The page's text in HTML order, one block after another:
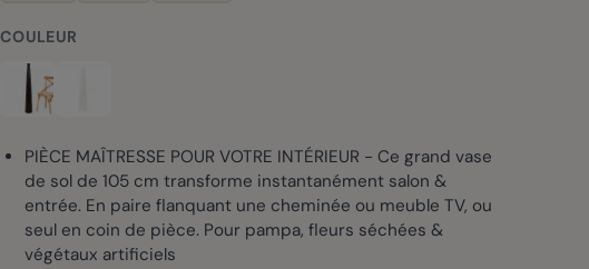
COULEUR
PIÈCE MAÎTRESSE POUR VOTRE INTÉRIEUR - Ce grand vase
de sol de 105 cm transforme instantanément salon &
entrée. En paire flanquant une cheminée ou meuble TV, ou
seul en coin de pièce. Pour pampa, fleurs séchées &
végétaux artificiels